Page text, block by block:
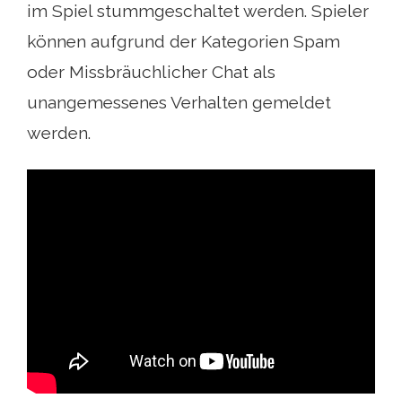
im Spiel stummgeschaltet werden. Spieler
können aufgrund der Kategorien Spam
oder Missbräuchlicher Chat als
unangemessenes Verhalten gemeldet
werden.